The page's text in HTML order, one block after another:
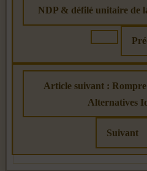
NDP & défilé unitaire de
Article suivant : Rompre
Alternatives
Suivant